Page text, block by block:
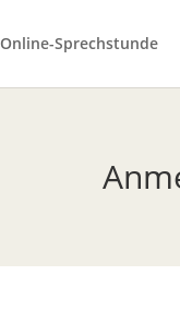
Online-Sprechstunde